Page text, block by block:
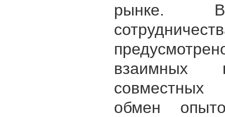
рынке.
взаимных
совместных
обмен